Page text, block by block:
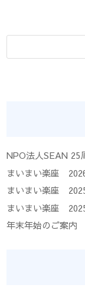
NPO法人SEAN 25
まいまい楽座
まいまい楽座
まいまい楽座
年末年始のご案内